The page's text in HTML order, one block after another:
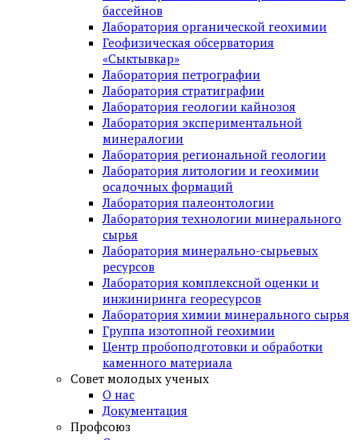
бассейнов
Лаборатория органической геохимии
Геофизическая обсерватория
«Сыктывкар»
Лаборатория петрографии
Лаборатория стратиграфии
Лаборатория геологии кайнозоя
Лаборатория экспериментальной
минералогии
Лаборатория региональной геологии
Лаборатория литологии и геохимии
осадочных формаций
Лаборатория палеонтологии
Лаборатория технологии минерального
сырья
Лаборатория минерально-сырьевых
ресурсов
Лаборатория комплексной оценки и
инжиниринга георесурсов
Лаборатория химии минерального сырья
Группа изотопной геохимии
Центр пробоподготовки и обработки
каменного материала
Совет молодых ученых
О нас
Документация
Профсоюз